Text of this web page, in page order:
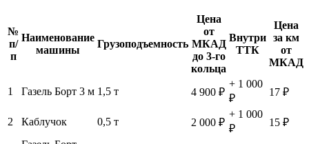
№
п/
п
Наименование
машины
Грузоподъемность
Цена
от
МКАД
до 3-го
кольца
Внутри
ТТК
Цена
за км
от
МКАД
1 Газель Борт 3 м 1,5 т 4 900 ₽
+ 1 000
₽
17 ₽
2 Каблучок 0,5 т 2 000 ₽
+ 1 000
₽
15 ₽